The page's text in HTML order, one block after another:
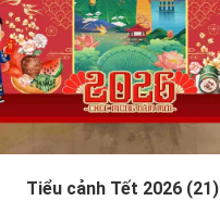
Tiểu cảnh Tết 2026 (21)